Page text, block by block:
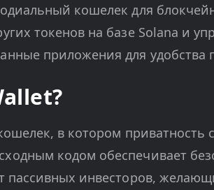
кошелек для
токенов на базе Solana и
приложения для удобства
в котором приватность
кодом обеспечивает
пассивных инвесторов,